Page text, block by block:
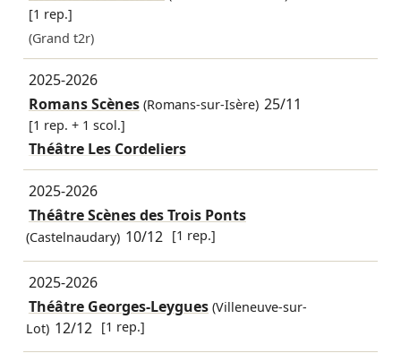
[1 rep.]
(Grand t2r)
2025-2026
Romans Scènes(Romans-sur-Isère) 25/11
[1 rep. + 1 scol.]
Théâtre Les Cordeliers
2025-2026
Théâtre Scènes des Trois Ponts
(Castelnaudary) 10/12 [1 rep.]
2025-2026
Théâtre Georges-Leygues(Villeneuve-sur-
Lot) 12/12 [1 rep.]